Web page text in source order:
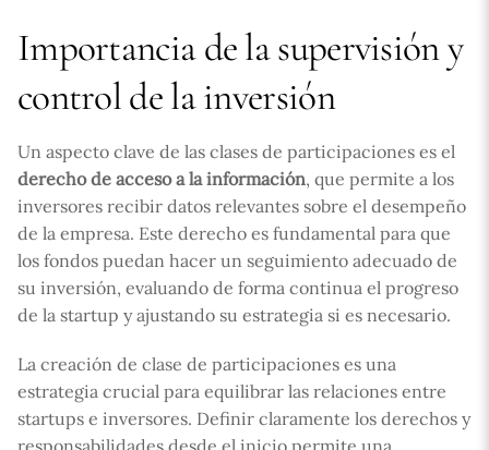
Importancia de la supervisión y
control de la inversión
Un aspecto clave de las clases de participaciones es el
derecho de acceso a la información, que permite a los
inversores recibir datos relevantes sobre el desempeño
de la empresa. Este derecho es fundamental para que
los fondos puedan hacer un seguimiento adecuado de
su inversión, evaluando de forma continua el progreso
de la startup y ajustando su estrategia si es necesario.
La creación de clase de participaciones es una
estrategia crucial para equilibrar las relaciones entre
startups e inversores. Definir claramente los derechos y